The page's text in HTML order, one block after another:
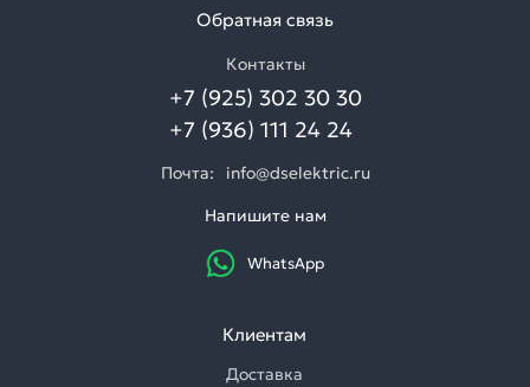
Обратная связь
Контакты
+7 (925) 302 30 30
+7 (936) 111 24 24
Почта:
info@dselektric.ru
Напишите нам
WhatsApp
Клиентам
Доставка